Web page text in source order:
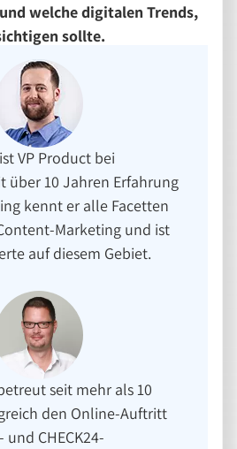
welche digitalen Trends,
sollte.
ist VP Product bei
über 10 Jahren Erfahrung
kennt er alle Facetten
Marketing und ist
auf diesem Gebiet.
seit mehr als 10
den Online-Auftritt
und CHECK24-